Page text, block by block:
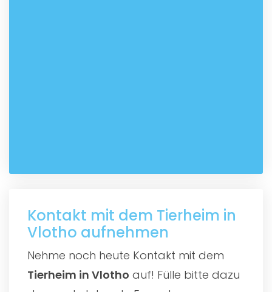
Kontakt mit dem Tierheim in
Vlotho aufnehmen
Nehme noch heute Kontakt mit dem
Tierheim in Vlotho auf! Fülle bitte dazu